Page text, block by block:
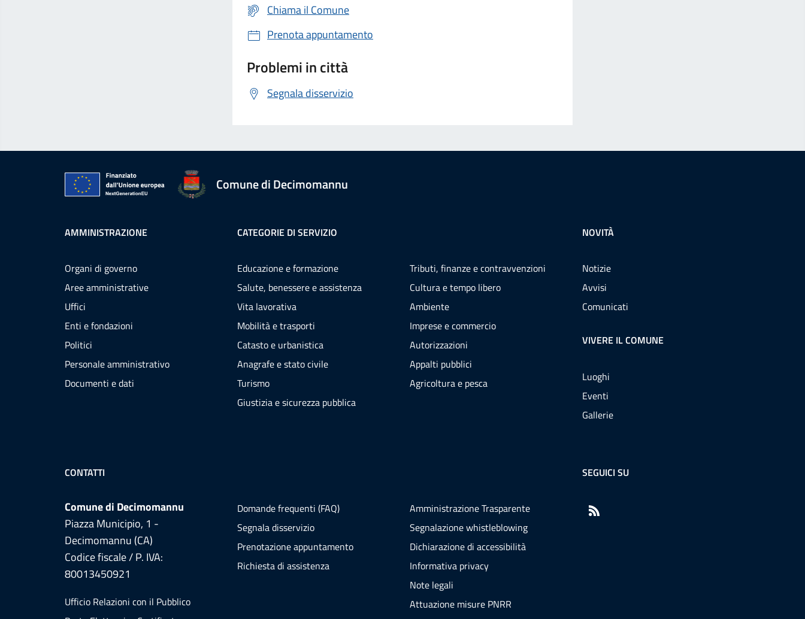
Chiama il Comune
Prenota appuntamento
Problemi in città
Segnala disservizio
Comune di Decimomannu
AMMINISTRAZIONE
Organi di governo
Aree amministrative
Uffici
Enti e fondazioni
Politici
Personale amministrativo
Documenti e dati
CATEGORIE DI SERVIZIO
Educazione e formazione
Salute, benessere e assistenza
Vita lavorativa
Mobilità e trasporti
Catasto e urbanistica
Anagrafe e stato civile
Turismo
Giustizia e sicurezza pubblica
Tributi, finanze e contravvenzioni
Cultura e tempo libero
Ambiente
Imprese e commercio
Autorizzazioni
Appalti pubblici
Agricoltura e pesca
NOVITÀ
Notizie
Avvisi
Comunicati
VIVERE IL COMUNE
Luoghi
Eventi
Gallerie
CONTATTI
Comune di Decimomannu
Piazza Municipio, 1 -
Decimomannu (CA)
Codice fiscale / P. IVA:
80013450921
Ufficio Relazioni con il Pubblico
Domande frequenti (FAQ)
Segnala disservizio
Prenotazione appuntamento
Richiesta di assistenza
Amministrazione Trasparente
Segnalazione whistleblowing
Dichiarazione di accessibilità
Informativa privacy
Note legali
Attuazione misure PNRR
SEGUICI SU